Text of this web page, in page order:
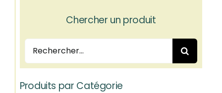
Chercher un produit
Rechercher:
Produits par Catégorie